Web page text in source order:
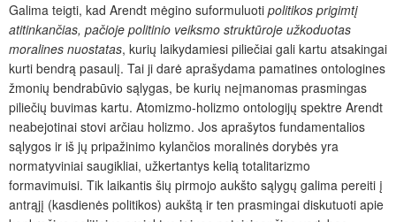
Galima teigti, kad Arendt mėgino suformuluoti politikos prigimtį
atitinkančias, pačioje politinio veiksmo struktūroje užkoduotas
moralines nuostatas, kurių laikydamiesi piliečiai gali kartu atsakingai
kurti bendrą pasaulį. Tai ji darė aprašydama pamatines ontologines
žmonių bendrabūvio sąlygas, be kurių neįmanomas prasmingas
piliečių buvimas kartu. Atomizmo-holizmo ontologijų spektre Arendt
neabejotinai stovi arčiau holizmo. Jos aprašytos fundamentalios
sąlygos ir iš jų pripažinimo kylančios moralinės dorybės yra
normatyviniai saugikliai, užkertantys kelią totalitarizmo
formavimuisi. Tik laikantis šių pirmojo aukšto sąlygų galima pereiti į
antrąjį (kasdienės politikos) aukštą ir ten prasmingai diskutuoti apie